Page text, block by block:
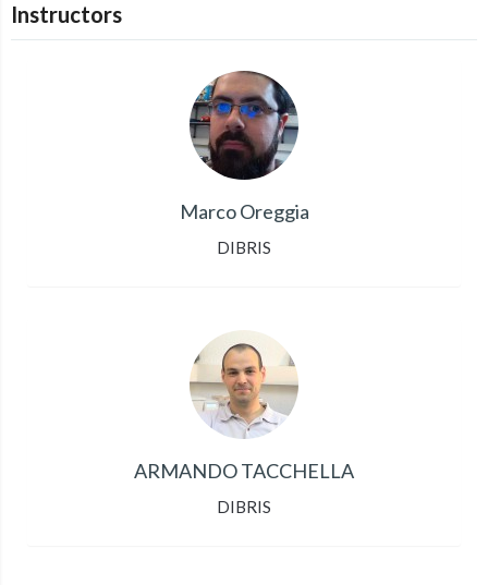
Instructors
Marco Oreggia
DIBRIS
ARMANDO TACCHELLA
DIBRIS